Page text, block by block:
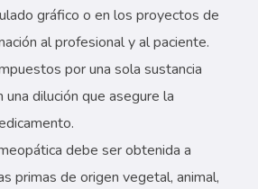
gráfico o en los proyectos de
al profesional y al paciente.
por una sola sustancia
una dilución que asegure la
debe ser obtenida a
primas de origen vegetal, animal,